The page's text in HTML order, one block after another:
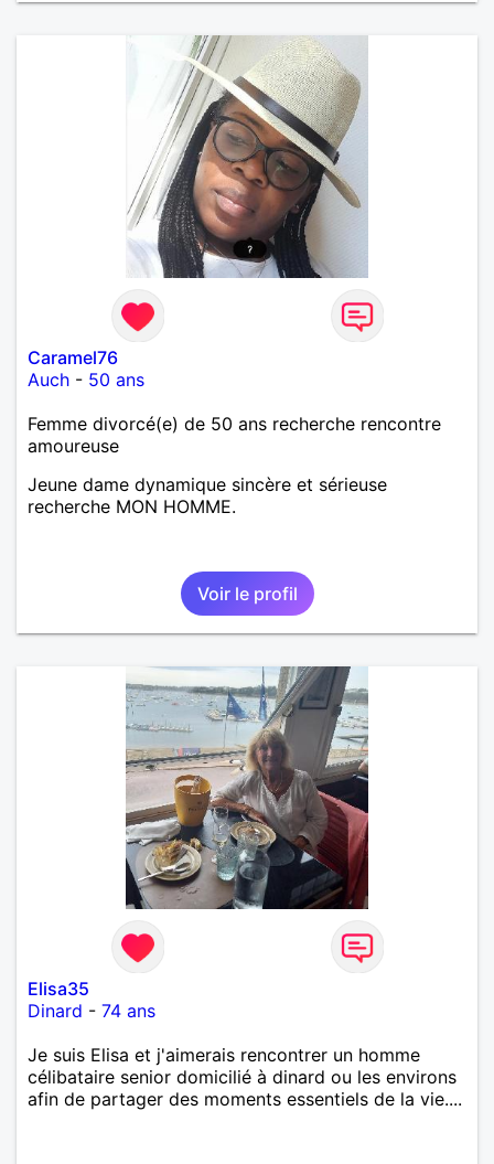
Caramel76
Auch - 50 ans
Femme divorcé(e) de 50 ans recherche rencontre
amoureuse
Jeune dame dynamique sincère et sérieuse
recherche MON HOMME.
Voir le profil
Elisa35
Dinard - 74 ans
Je suis Elisa et j'aimerais rencontrer un homme
célibataire senior domicilié à dinard ou les environs
afin de partager des moments essentiels de la vie....